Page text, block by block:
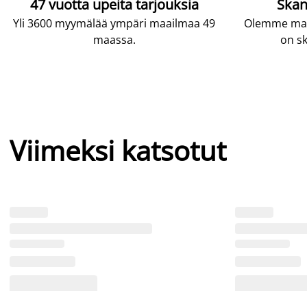
47 vuotta upeita tarjouksia
Yli 3600 myymälää ympäri maailmaa 49
maassa.
Olemme
on
Viimeksi katsotut